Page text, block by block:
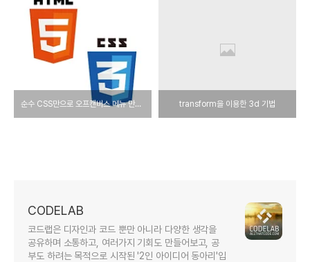
순수 CSS만으로 오프캔버스 메뉴 만들기 transform을 이용한 3d 기법
CODELAB
코드랩은 디자인과 코드 뿐만 아니라 다양한 생각을
공유하며 소통하고, 여러가지 기회도 만들어보고, 공
부도 하려는 목적으로 시작된 '2인 아이디어 동아리'입